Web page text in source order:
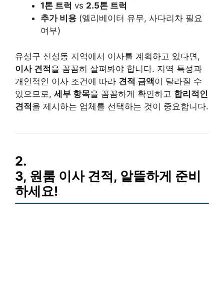
1톤 트럭 vs 2.5톤 트럭
추가 비용 (엘리베이터 유무, 사다리차 필요
여부)
유성구 신성동 지역에서 이사를 계획하고 있다면,
이사 견적을 꼼꼼히 살펴봐야 합니다. 지역 특성과
개인적인 이사 조건에 따라 견적 금액이 달라질 수
있으므로, 세부 항목을 꼼꼼하게 확인하고 합리적인
견적을 제시하는 업체를 선택하는 것이 중요합니다.
2.
3, 원룸 이사 견적, 알뜰하게 준비
하세요!